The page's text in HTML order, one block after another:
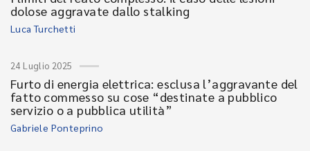
dolose aggravate dallo stalking
Luca Turchetti
24 Luglio 2025
Furto di energia elettrica: esclusa l’aggravante del
fatto commesso su cose “destinate a pubblico
servizio o a pubblica utilità”
Gabriele Ponteprino